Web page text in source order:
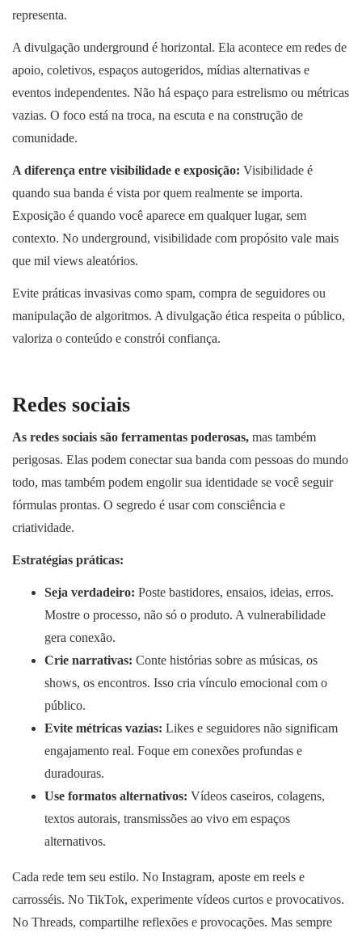
representa.
A divulgação underground é horizontal. Ela acontece em redes de
apoio, coletivos, espaços autogeridos, mídias alternativas e
eventos independentes. Não há espaço para estrelismo ou métricas
vazias. O foco está na troca, na escuta e na construção de
comunidade.
A diferença entre visibilidade e exposição: Visibilidade é
quando sua banda é vista por quem realmente se importa.
Exposição é quando você aparece em qualquer lugar, sem
contexto. No underground, visibilidade com propósito vale mais
que mil views aleatórios.
Evite práticas invasivas como spam, compra de seguidores ou
manipulação de algoritmos. A divulgação ética respeita o público,
valoriza o conteúdo e constrói confiança.
Redes sociais
As redes sociais são ferramentas poderosas, mas também
perigosas. Elas podem conectar sua banda com pessoas do mundo
todo, mas também podem engolir sua identidade se você seguir
fórmulas prontas. O segredo é usar com consciência e
criatividade.
Estratégias práticas:
Seja verdadeiro: Poste bastidores, ensaios, ideias, erros.
Mostre o processo, não só o produto. A vulnerabilidade
gera conexão.
Crie narrativas: Conte histórias sobre as músicas, os
shows, os encontros. Isso cria vínculo emocional com o
público.
Evite métricas vazias: Likes e seguidores não significam
engajamento real. Foque em conexões profundas e
duradouras.
Use formatos alternativos: Vídeos caseiros, colagens,
textos autorais, transmissões ao vivo em espaços
alternativos.
Cada rede tem seu estilo. No Instagram, aposte em reels e
carrosséis. No TikTok, experimente vídeos curtos e provocativos.
No Threads, compartilhe reflexões e provocações. Mas sempre